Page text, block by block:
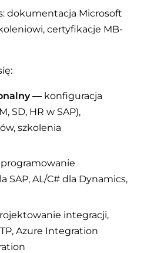
dokumentacja Microsoft
certyfikacje MB-
— konfiguracja
SD, HR w SAP),
szkolenia
SAP, AL/C# dla Dynamics,
integracji,
Azure Integration